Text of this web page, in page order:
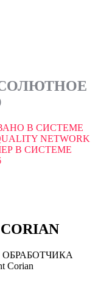
В СИСТЕМЕ
NETWORK
В СИСТЕМЕ
Corian